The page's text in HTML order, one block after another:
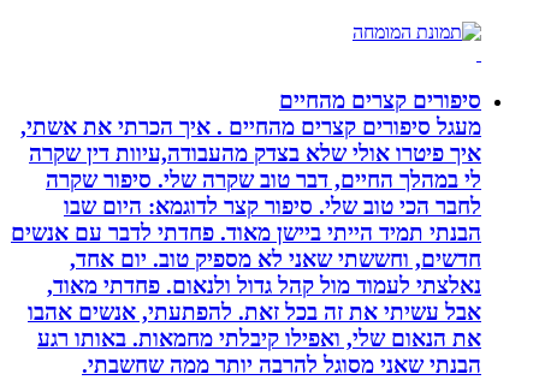
סיפורים קצרים מהחיים
מעגל סיפורים קצרים מהחיים . איך הכרתי את אשתי,
איך פיטרו אולי שלא בצדק מהעבודה,עיוות דין שקרה
לי במהלך החיים, דבר טוב שקרה שלי. סיפור שקרה
לחבר הכי טוב שלי. סיפור קצר לדוגמא: היום שבו
הבנתי תמיד הייתי ביישן מאוד. פחדתי לדבר עם אנשים
חדשים, וחששתי שאני לא מספיק טוב. יום אחד,
נאלצתי לעמוד מול קהל גדול ולנאום. פחדתי מאוד,
אבל עשיתי את זה בכל זאת. להפתעתי, אנשים אהבו
את הנאום שלי, ואפילו קיבלתי מחמאות. באותו רגע
הבנתי שאני מסוגל להרבה יותר ממה שחשבתי.